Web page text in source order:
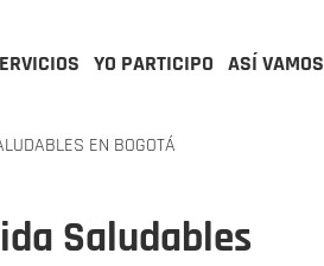
YO PARTICIPO ASÍ VAMOS
EN BOGOTÁ
Saludables